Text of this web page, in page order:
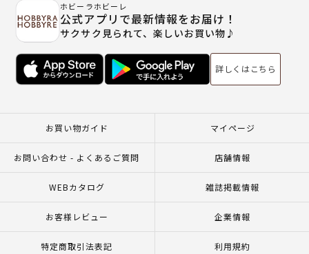
ホビーラホビーレ
公式アプリで最新情報をお届け！
サクサク見られて、楽しいお買い物♪
詳しくはこちら
お買い物ガイド マイページ
お問い合わせ - よくあるご質問 店舗情報
WEBカタログ 雑誌掲載情報
お客様レビュー 企業情報
特定商取引法表記 利用規約